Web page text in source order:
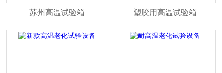
苏州高温试验箱 塑胶用高温试验箱